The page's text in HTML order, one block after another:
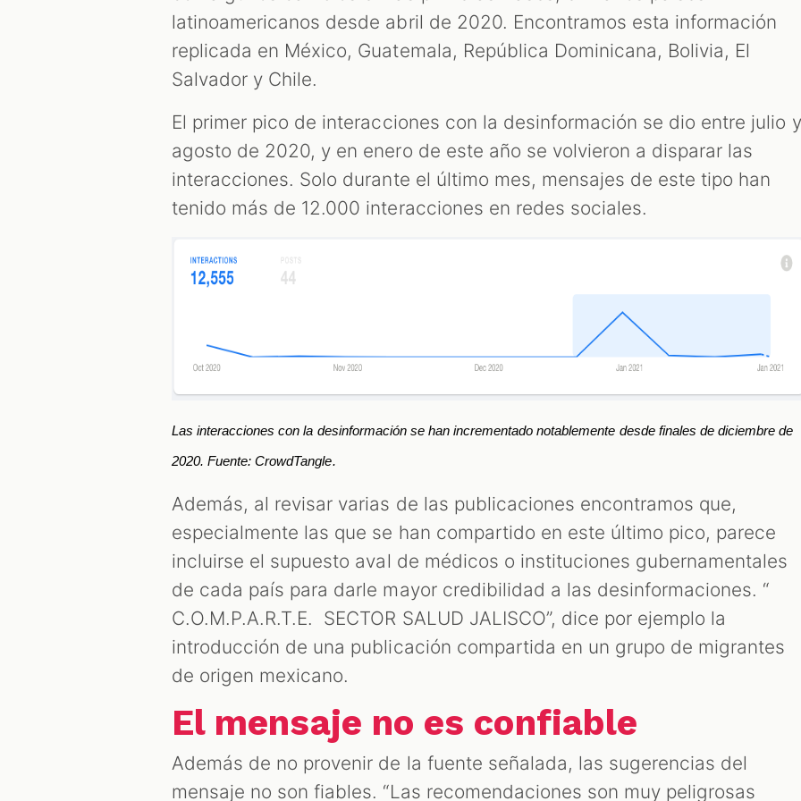
latinoamericanos desde abril de 2020. Encontramos esta información
replicada en México, Guatemala, República Dominicana, Bolivia, El
Salvador y Chile.
El primer pico de interacciones con la desinformación se dio entre julio y
agosto de 2020, y en enero de este año se volvieron a disparar las
interacciones. Solo durante el último mes, mensajes de este tipo han
tenido más de 12.000 interacciones en redes sociales.
Las interacciones con la desinformación se han incrementado notablemente desde finales de diciembre de
2020. Fuente: CrowdTangle.
Además, al revisar varias de las publicaciones encontramos que,
especialmente las que se han compartido en este último pico, parece
incluirse el supuesto aval de médicos o instituciones gubernamentales
de cada país para darle mayor credibilidad a las desinformaciones. “
C.O.M.P.A.R.T.E. SECTOR SALUD JALISCO”, dice por ejemplo la
introducción de una publicación compartida en un grupo de migrantes
de origen mexicano.
El mensaje no es confiable
Además de no provenir de la fuente señalada, las sugerencias del
mensaje no son fiables. “Las recomendaciones son muy peligrosas